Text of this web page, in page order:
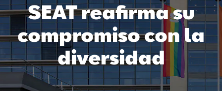
SEAT reafirma su
compromiso con la
diversidad